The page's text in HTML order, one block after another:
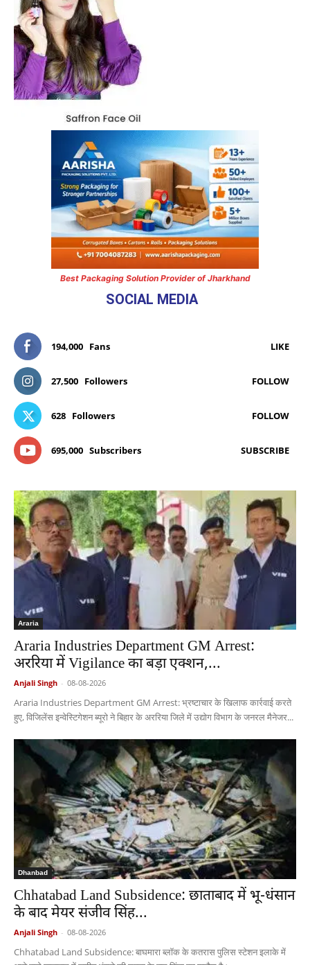
Best Packaging Solution Provider of Jharkhand
SOCIAL MEDIA
194,000 Fans LIKE
27,500 Followers FOLLOW
628 Followers FOLLOW
695,000 Subscribers SUBSCRIBE
Araria
Araria Industries Department GM Arrest:
अररिया में Vigilance का बड़ा एक्शन,...
Anjali Singh - 08-08-2026
Araria Industries Department GM Arrest: भ्रष्टाचार के खिलाफ कार्रवाई करते
हुए, विजिलेंस इन्वेस्टिगेशन ब्यूरो ने बिहार के अररिया जिले में उद्योग विभाग के जनरल मैनेजर...
Dhanbad
Chhatabad Land Subsidence: छाताबाद में भू-धंसान
के बाद मेयर संजीव सिंह...
Anjali Singh - 08-08-2026
Chhatabad Land Subsidence: बाघमारा ब्लॉक के कतरास पुलिस स्टेशन इलाके में